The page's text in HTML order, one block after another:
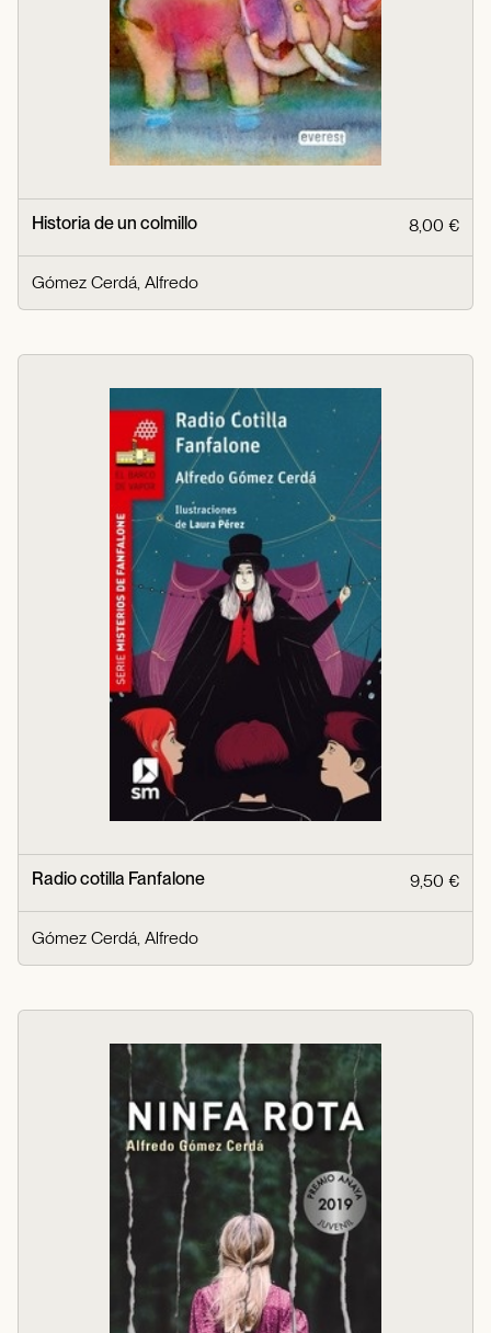
Historia de un colmillo 8,00 €
Gómez Cerdá, Alfredo
Radio cotilla Fanfalone 9,50 €
Gómez Cerdá, Alfredo